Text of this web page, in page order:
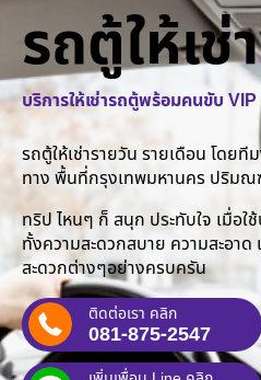
รถตู้ให้เช่า
บริการให้เช่ารถตู้พร้อมคนขับ
รถตู้ให้เช่ารายวัน รายเดือน โดย
ทาง พื้นที่กรุงเทพมหานคร ปริมณ
ทริป ไหนๆ ก็ สนุก ประทับใจ เมื่อใ
ทั้งความสะดวกสบาย ความสะอา
สะดวกต่างๆอย่างครบครัน
ติดต่อเรา คลิก
081-875-2547